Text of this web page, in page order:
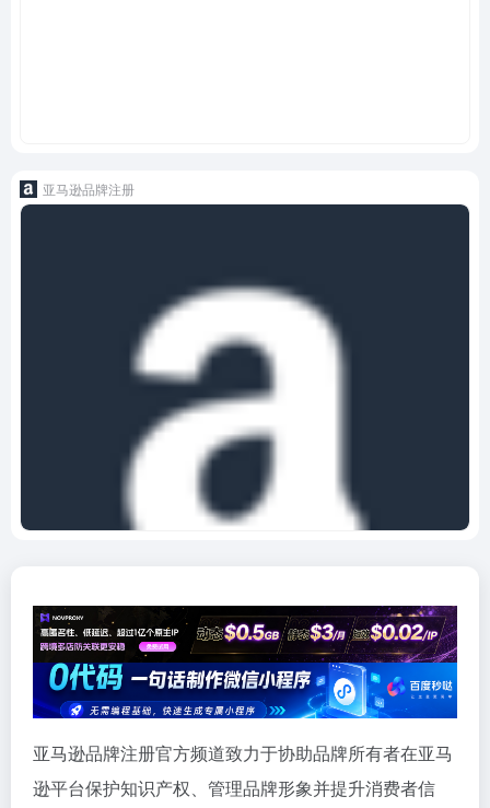
亚马逊品牌注册
亚马逊品牌注册官方频道致力于协助品牌所有者在亚马
逊平台保护知识产权、管理品牌形象并提升消费者信